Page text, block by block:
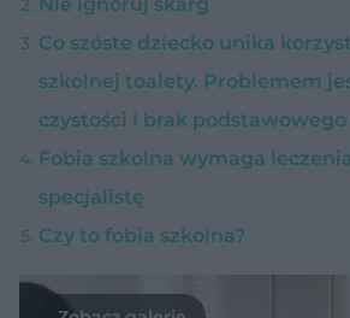
Co szóste dziecko unika
szkolnej toalety. Problemem
czystości i brak
Fobia szkolna wymaga
specjalistę
Czy to fobia szkolna?